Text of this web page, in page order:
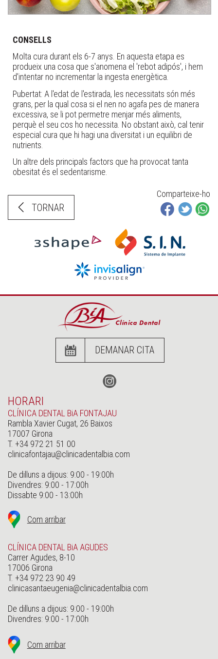
CONSELLS
Molta cura durant els 6-7 anys. En aquesta etapa es
produeix una cosa que s'anomena el 'rebot adipós', i hem
d'intentar no incrementar la ingesta energètica.
Pubertat: A l'edat de l'estirada, les necessitats són més
grans, per la qual cosa si el nen no agafa pes de manera
excessiva, se li pot permetre menjar més aliments,
perquè el seu cos ho necessita. No obstant això, cal tenir
especial cura que hi hagi una diversitat i un equilibri de
nutrients.
Un altre dels principals factors que ha provocat tanta
obesitat és el sedentarisme.
TORNAR
Comparteixe-ho
DEMANAR CITA
HORARI
CLÍNICA DENTAL BiA FONTAJAU
Rambla Xavier Cugat, 26 Baixos
17007 Girona
T. +34 972 21 51 00
clinicafontajau@clinicadentalbia.com
De dilluns a dijous: 9:00 - 19:00h
Divendres: 9:00 - 17:00h
Dissabte 9:00 - 13:00h
Com arribar
CLÍNICA DENTAL BiA AGUDES
Carrer Agudes, 8-10
17006 Girona
T. +34 972 23 90 49
clinicasantaeugenia@clinicadentalbia.com
De dilluns a dijous: 9:00 - 19:00h
Divendres: 9:00 - 17:00h
Com arribar